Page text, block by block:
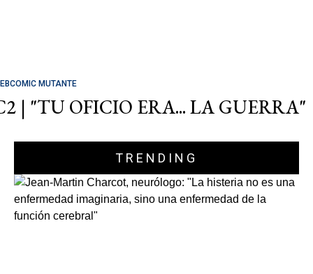
MUTANTE
| "TU OFICIO ERA... LA GUERRA"
TRENDING